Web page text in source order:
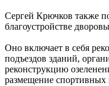
Сергей Крючков также
благоустройстве
Оно включает в себя
подъездов зданий,
реконструкцию
размещение спортивных